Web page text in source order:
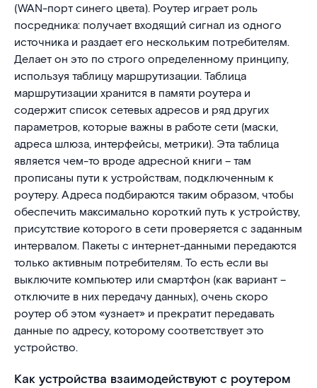
(WAN-порт синего цвета). Роутер играет роль
посредника: получает входящий сигнал из одного
источника и раздает его нескольким потребителям.
Делает он это по строго определенному принципу,
используя таблицу маршрутизации. Таблица
маршрутизации хранится в памяти роутера и
содержит список сетевых адресов и ряд других
параметров, которые важны в работе сети (маски,
адреса шлюза, интерфейсы, метрики). Эта таблица
является чем-то вроде адресной книги – там
прописаны пути к устройствам, подключенным к
роутеру. Адреса подбираются таким образом, чтобы
обеспечить максимально короткий путь к устройству,
присутствие которого в сети проверяется с заданным
интервалом. Пакеты с интернет-данными передаются
только активным потребителям. То есть если вы
выключите компьютер или смартфон (как вариант –
отключите в них передачу данных), очень скоро
роутер об этом «узнает» и прекратит передавать
данные по адресу, которому соответствует это
устройство.
Как устройства взаимодействуют с роутером